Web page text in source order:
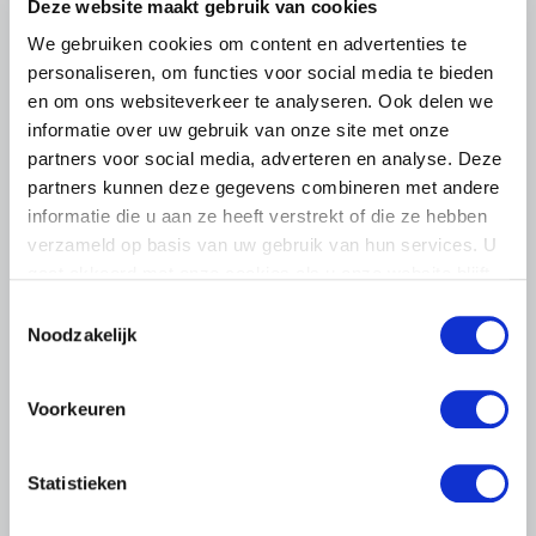
Deze website maakt gebruik van cookies
We gebruiken cookies om content en advertenties te
personaliseren, om functies voor social media te bieden
en om ons websiteverkeer te analyseren. Ook delen we
informatie over uw gebruik van onze site met onze
partners voor social media, adverteren en analyse. Deze
partners kunnen deze gegevens combineren met andere
informatie die u aan ze heeft verstrekt of die ze hebben
verzameld op basis van uw gebruik van hun services. U
Noodzakelijk
Voorkeuren
Statistieken
6 AUGUSTUS 2026